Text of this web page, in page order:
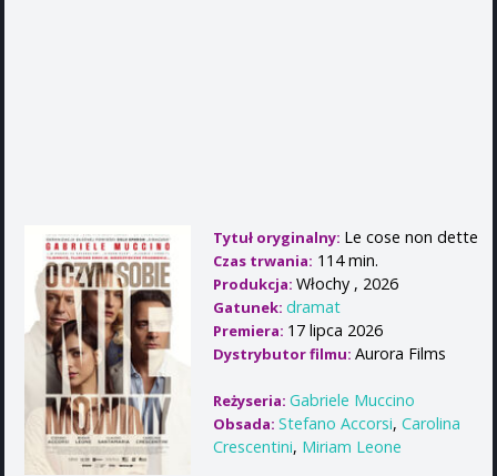
Tytuł oryginalny: Le cose non dette
Czas trwania: 114 min.
Produkcja: Włochy , 2026
Gatunek: dramat
Premiera: 17 lipca 2026
Dystrybutor filmu: Aurora Films
Reżyseria: Gabriele Muccino
Obsada: Stefano Accorsi, Carolina
Crescentini, Miriam Leone